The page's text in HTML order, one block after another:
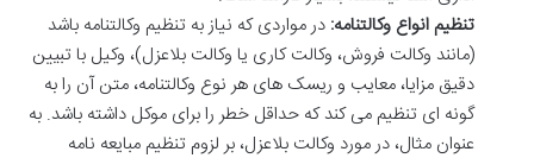
تنظیم انواع وکالتنامه: در مواردی که نیاز به تنظیم وکالتنامه باشد
(مانند وکالت فروش، وکالت کاری یا وکالت بلاعزل)، وکیل با تبیین
دقیق مزایا، معایب و ریسک های هر نوع وکالتنامه، متن آن را به
گونه ای تنظیم می کند که حداقل خطر را برای موکل داشته باشد. به
عنوان مثال، در مورد وکالت بلاعزل، بر لزوم تنظیم مبایعه نامه